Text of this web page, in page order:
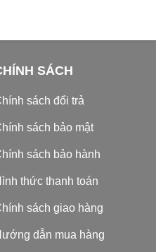
SÁCH
sách đổi trả
sách bảo mật
sách bảo hành
thức thanh toán
sách giao hàng
dẫn mua hàng